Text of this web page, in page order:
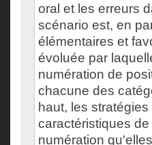
oral et les erreurs
scénario est, en
élémentaires et
évoluée par
numération de
chacune des
haut, les
caractéristiques
numération